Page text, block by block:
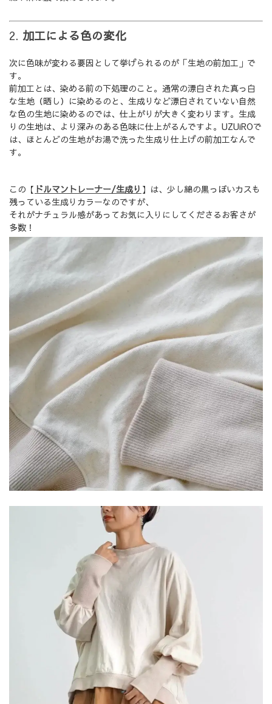
2. 加工による色の変化
次に色味が変わる要因として挙げられるのが「生地の前加工」で
す。
前加工とは、染める前の下処理のこと。通常の漂白された真っ白
な生地（晒し）に染めるのと、生成りなど漂白されていない自然
な色の生地に染めるのでは、仕上がりが大きく変わります。生成
りの生地は、より深みのある色味に仕上がるんですよ。UZUiROで
は、ほとんどの生地がお湯で洗った生成り仕上げの前加工なんで
す。
この【 ドルマントレーナー/生成り 】は、少し綿の黒っぽいカスも
残っている生成りカラーなのですが、
それがナチュラル感があってお気に入りにしてくださるお客さが
多数！